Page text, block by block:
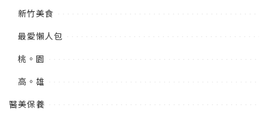
新竹美食
最愛懶人包
桃。園
高。雄
醫美保養